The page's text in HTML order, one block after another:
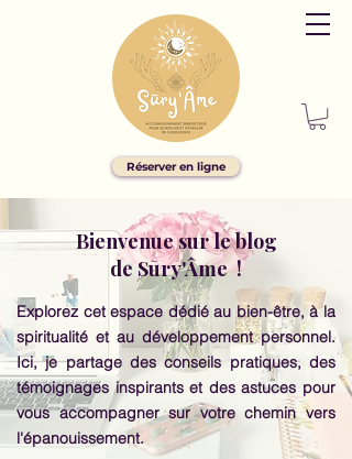
Réserver en ligne
Bienvenue sur le blog
de Sūry'Âme !
Explorez cet espace dédié au bien-être, à la
spiritualité et au développement personnel.
Ici, je partage des conseils pratiques, des
témoignages inspirants et des astuces pour
vous accompagner sur votre chemin vers
l'épanouissement.